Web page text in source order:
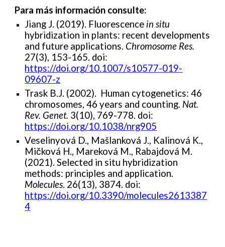
Para más información consulte:
Jiang J. (2019). Fluorescence in situ
hybridization in plants: recent developments
and future applications. Chromosome Res.
27(3), 153-165. doi:
https://doi.org/10.1007/s10577-019-
09607-z
Trask B.J. (2002). Human cytogenetics: 46
chromosomes, 46 years and counting. Nat.
Rev. Genet. 3(10), 769-778. doi:
https://doi.org/10.1038/nrg905
Veselinyová D., Mašlanková J., Kalinová K.,
Mičková H., Mareková M., Rabajdová M.
(2021). Selected in situ hybridization
methods: principles and application.
Molecules. 26(13), 3874. doi:
https://doi.org/10.3390/molecules2613387
4